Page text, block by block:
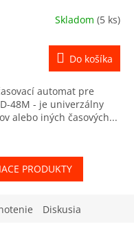
Skladom (5 ks)
Do košíka
automat pre
48M - je univerzálny
alebo iných časových...
PRODUKTY
Diskusia